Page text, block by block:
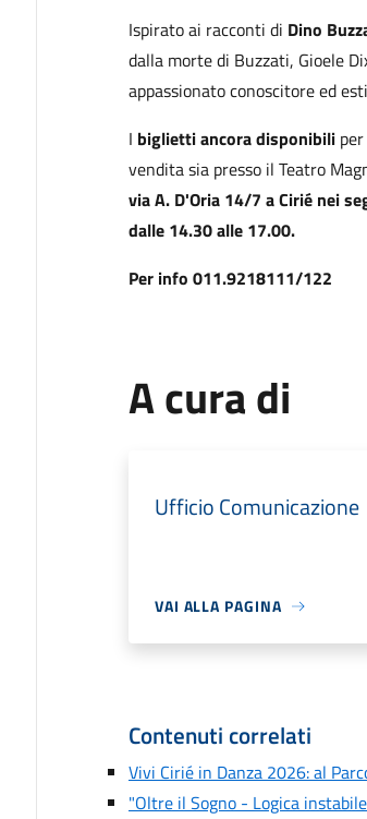
Ispirato ai racconti di Dino
dalla morte di Buzzati, Gioele
appassionato conoscitore ed
I biglietti ancora disponibili
vendita sia presso il Teatro
via A. D'Oria 14/7 a Cirié nei
dalle 14.30 alle 17.00.
Per info 011.9218111/122
A cura di
Ufficio Comunicazione
VAI ALLA PAGINA
Contenuti correlati
Vivi Cirié in Danza 2026: al
"Oltre il Sogno - Logica